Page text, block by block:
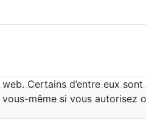
Certains d’entre eux
même si vous